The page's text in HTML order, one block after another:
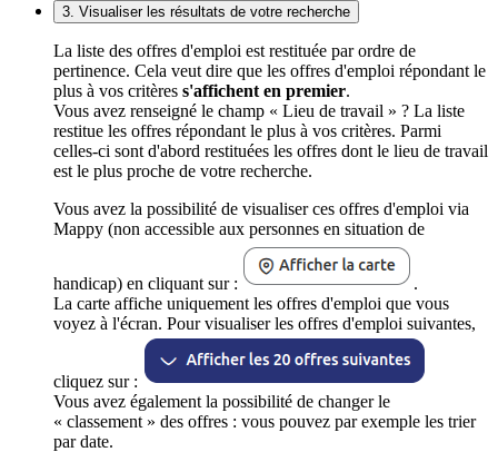
3. Visualiser les résultats de votre recherche
La liste des offres d'emploi est restituée par ordre de
pertinence. Cela veut dire que les offres d'emploi répondant le
plus à vos critères s'affichent en premier.
Vous avez renseigné le champ « Lieu de travail » ? La liste
restitue les offres répondant le plus à vos critères. Parmi
celles-ci sont d'abord restituées les offres dont le lieu de travail
est le plus proche de votre recherche.
Vous avez la possibilité de visualiser ces offres d'emploi via
Mappy (non accessible aux personnes en situation de
handicap) en cliquant sur :
.
La carte affiche uniquement les offres d'emploi que vous
voyez à l'écran. Pour visualiser les offres d'emploi suivantes,
cliquez sur :
Vous avez également la possibilité de changer le
« classement » des offres : vous pouvez par exemple les trier
par date.